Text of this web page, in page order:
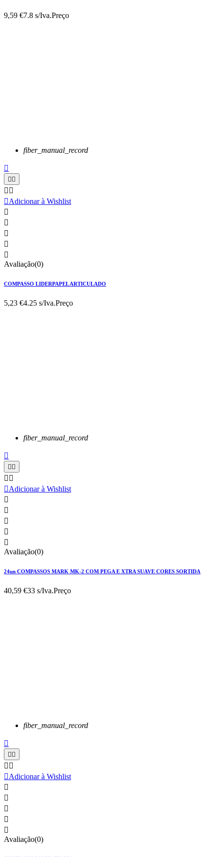
9,59 €7.8 s/Iva.Preço
fiber_manual_record

 
 
Adicionar à Wishlist





Avaliação(0)
COMPASSO LIDERPAPEL ARTICULADO
5,23 €4.25 s/Iva.Preço
fiber_manual_record

 
 
Adicionar à Wishlist





Avaliação(0)
24un COMPASSOS MARK MK-2 COM PEGA E XTRA SUAVE CORES SORTIDA
40,59 €33 s/Iva.Preço
fiber_manual_record

 
 
Adicionar à Wishlist





Avaliação(0)